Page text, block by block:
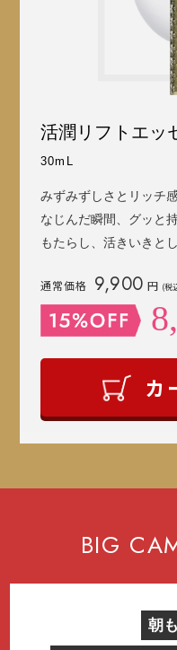
活潤リフトエッ
30mL
みずみずしさとリッチ
なじんだ瞬間、グッと
もたらし、活きいきと
通常価格 9,900 円 (税
カ
BIG
朝